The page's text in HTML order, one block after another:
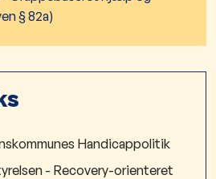
§ 82a)
Handicappolitik
- Recovery-orienteret